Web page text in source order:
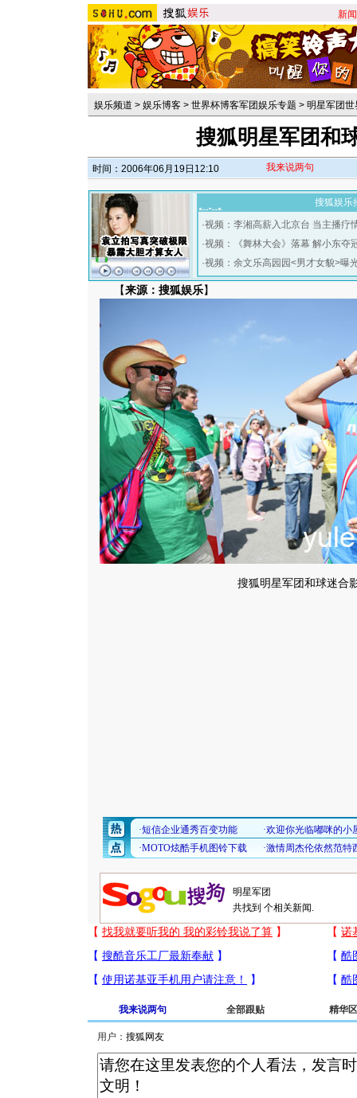
新闻
娱乐频道 > 娱乐博客 > 世界杯博客军团娱乐专题 > 明星军团
搜狐明星军团和
时间：2006年06月19日12:10 我来说两句
搜狐娱乐
·视频：李湘高薪入北京台 当主播疗
·视频：《舞林大会》落幕 解小东夺
·视频：余文乐高园园<男才女貌>曝
【来源：搜狐娱乐】
搜狐明星军团和球迷合
共找到 个相关新闻.
我来说两句 全部跟贴 精华区
用户：